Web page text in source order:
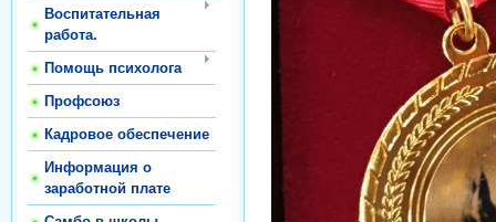
Воспитательная
работа.
Помощь психолога
Профсоюз
Кадровое обеспечение
Информация о
заработной плате